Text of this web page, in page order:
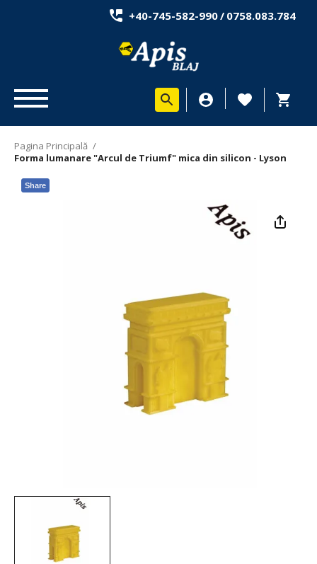
+40-745-582-990/ 0758.083.784
Pagina Principală /
Forma lumanare "Arcul de Triumf" mica din silicon - Lyson
Share